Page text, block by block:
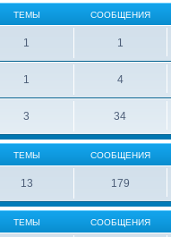
ТЕМЫ СООБЩЕНИЯ
1 1
1 4
3 34
ТЕМЫ СООБЩЕНИЯ
13 179
ТЕМЫ СООБЩЕНИЯ